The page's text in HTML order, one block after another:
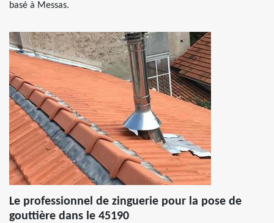
basé à Messas.
Le professionnel de zinguerie pour la pose de
gouttière dans le 45190